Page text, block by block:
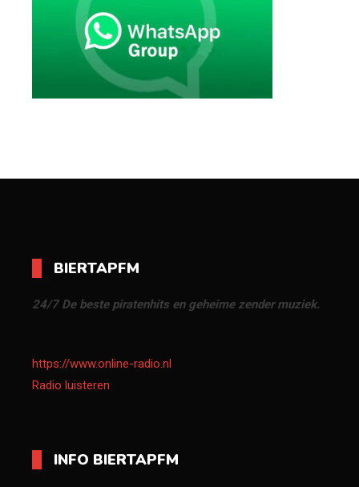
BIERTAPFM
24/7 De beste piratenhits en geheime zender muziek.
https://www.online-radio.nl
Radio luisteren
INFO BIERTAPFM